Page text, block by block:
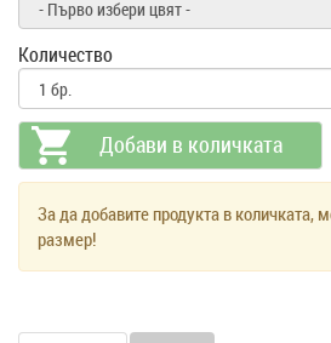
Количество
За да добавите продукта в количката,
размер!